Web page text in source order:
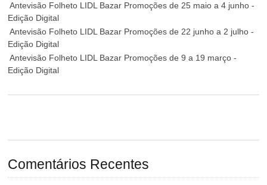
Antevisão Folheto LIDL Bazar Promoções de 25 maio a 4 junho -
Edição Digital
Antevisão Folheto LIDL Bazar Promoções de 22 junho a 2 julho -
Edição Digital
Antevisão Folheto LIDL Bazar Promoções de 9 a 19 março -
Edição Digital
Comentários Recentes